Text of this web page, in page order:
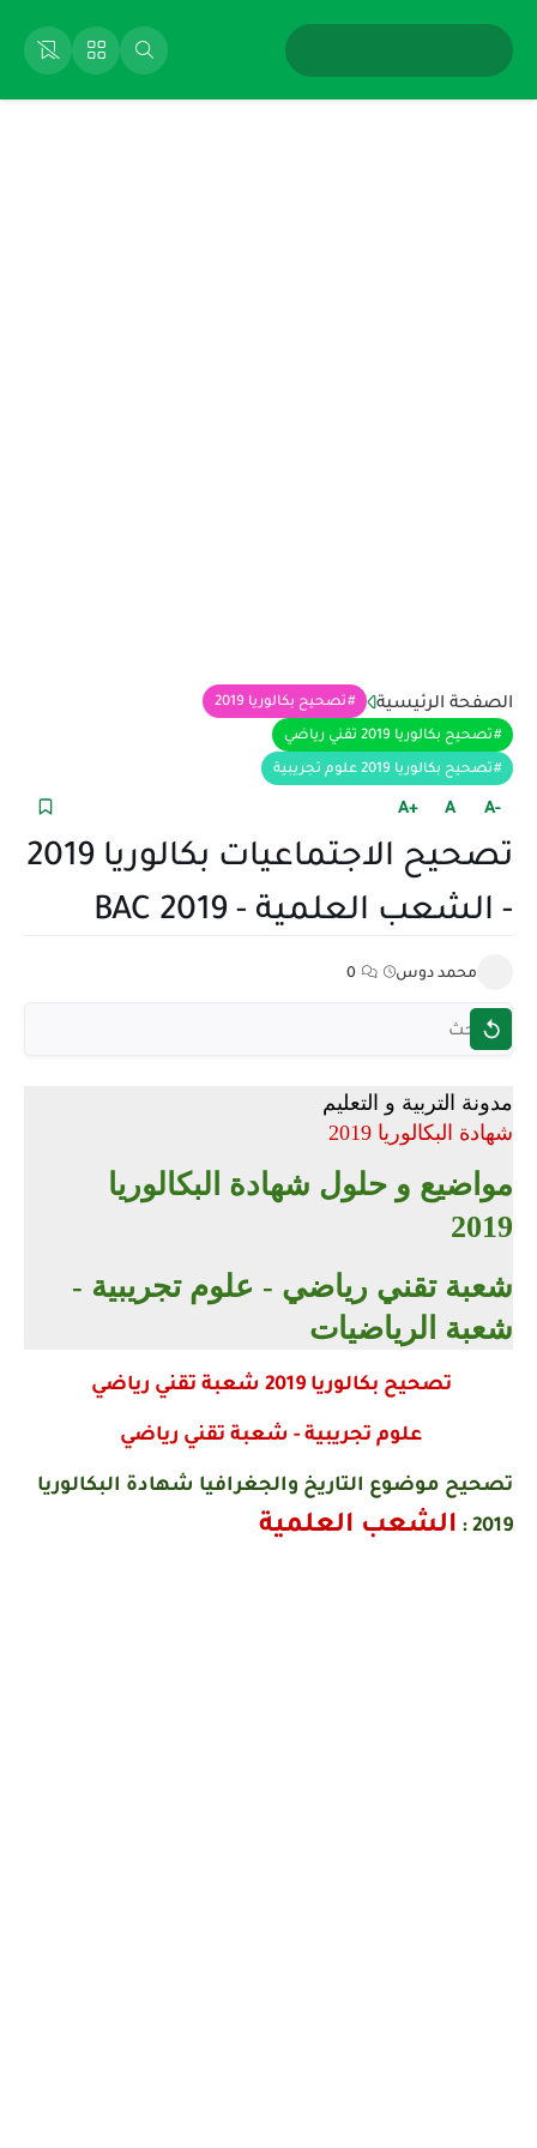
الصفحة الرئيسية تصحيح بكالوريا 2019
تصحيح بكالوريا 2019 تقني رياضي
تصحيح بكالوريا 2019 علوم تجريبية
+A A -A
تصحيح الاجتماعيات بكالوريا 2019
- الشعب العلمية - BAC 2019
محمد دوس 0
مدونة التربية و التعليم
شهادة البكالوريا 2019
مواضيع و حلول شهادة البكالوريا
2019
شعبة تقني رياضي - علوم تجريبية -
شعبة الرياضيات
تصحيح بكالوريا 2019 شعبة تقني رياضي
علوم تجريبية - شعبة تقني رياضي
تصحيح موضوع التاريخ والجغرافيا شهادة البكالوريا
2019 :
الشعب العلمية